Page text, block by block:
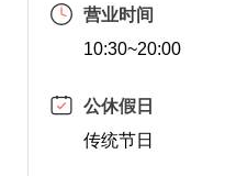
营业时间
10:30~20:00
公休假日
传统节日